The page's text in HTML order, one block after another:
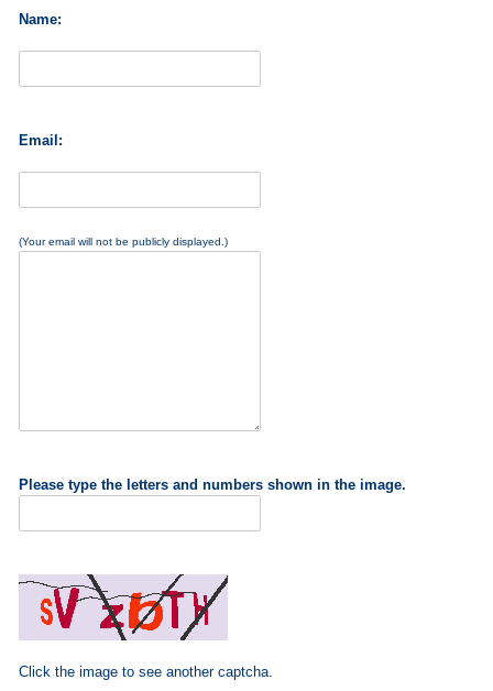
Name:
Email:
(Your email will not be publicly displayed.)
Please type the letters and numbers shown in the image.
Click the image to see another captcha.